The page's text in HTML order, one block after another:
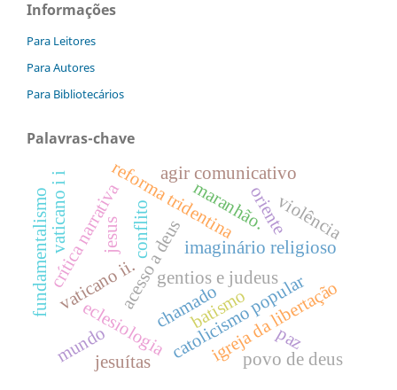
Informações
Para Leitores
Para Autores
Para Bibliotecários
Palavras-chave
acesso a deus
jesus
gentios e judeus
catolicismo popular
reforma tridentina
igreja da libertação
oriente
eclesiologia
crítica narrativa imaginário religioso
fundamentalismo
agir comunicativo
chamado
povo de deus
vaticano ii.
vaticano i i violência
conflito
paz
mundojesuítas
maranhão.
batismo